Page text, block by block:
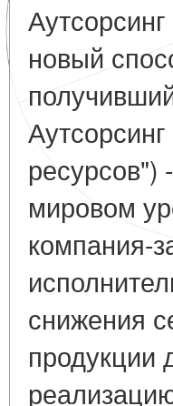
новый
ресурсов")
мировом
компания-
снижения
продукции